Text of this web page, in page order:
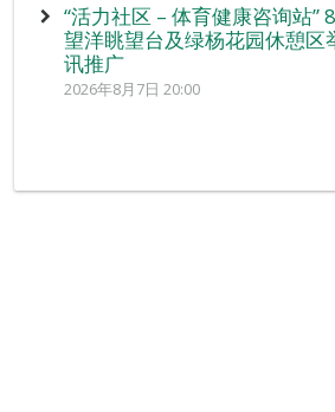
“活力社区 – 体育健康咨询站”
望洋眺望台及绿杨花园休憩区
讯推广
2026年8月7日 20:00